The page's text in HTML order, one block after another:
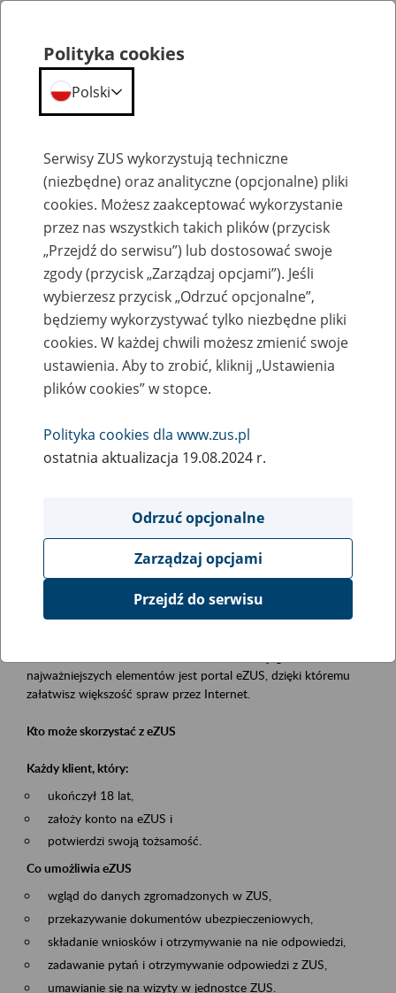
Szkolenia
Zaproś ZUS do siebie - zakładanie profili
eZUS w siedzibie Twojej firmy
Rodzaj wydarzenia
Szkolenia
Obszar merytoryczny
obsługa klientów
Opis wydarzenia
Platforma Usług Elektronicznych eZUS
najważniejszych elementów jest portal eZUS, dzięki któremu
załatwisz większość spraw przez Internet.
Kto może skorzystać z eZUS
Każdy klient, który:
ukończył 18 lat,
założy konto na eZUS i
potwierdzi swoją tożsamość.
Co umożliwia eZUS
wgląd do danych zgromadzonych w ZUS,
przekazywanie dokumentów ubezpieczeniowych,
składanie wniosków i otrzymywanie na nie odpowiedzi,
zadawanie pytań i otrzymywanie odpowiedzi z ZUS,
umawianie się na wizyty w jednostce ZUS.
Polityka cookies
Polski
Serwisy ZUS wykorzystują techniczne
(niezbędne) oraz analityczne (opcjonalne) pliki
cookies. Możesz zaakceptować wykorzystanie
przez nas wszystkich takich plików (przycisk
„Przejdź do serwisu”) lub dostosować swoje
zgody (przycisk „Zarządzaj opcjami”). Jeśli
wybierzesz przycisk „Odrzuć opcjonalne”,
będziemy wykorzystywać tylko niezbędne pliki
cookies. W każdej chwili możesz zmienić swoje
ustawienia. Aby to zrobić, kliknij „Ustawienia
plików cookies” w stopce.
Polityka cookies dla www.zus.pl
ostatnia aktualizacja 19.08.2024 r.
Odrzuć opcjonalne
Zarządzaj opcjami
Przejdź do serwisu